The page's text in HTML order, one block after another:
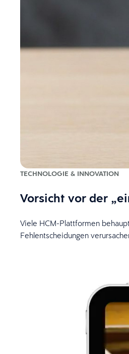
TECHNOLOGIE & INNOVATION
Vorsicht vor der
Viele HCM-Plattformen
Fehlentscheidungen